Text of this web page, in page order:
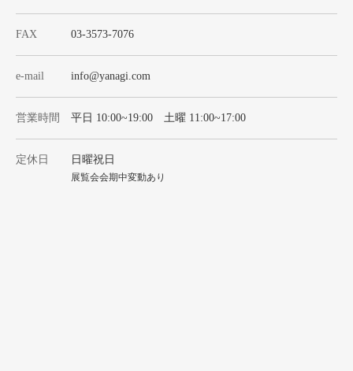
FAX 03-3573-7076
e-mail info@yanagi.com
営業時間 平日 10:00~19:00 土曜 11:00~17:00
定休日 日曜祝日
展覧会会期中変動あり